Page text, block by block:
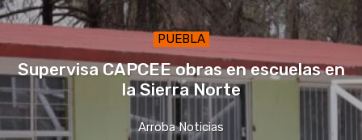
PUEBLA
Supervisa CAPCEE obras en escuelas en
la Sierra Norte
Arroba Noticias